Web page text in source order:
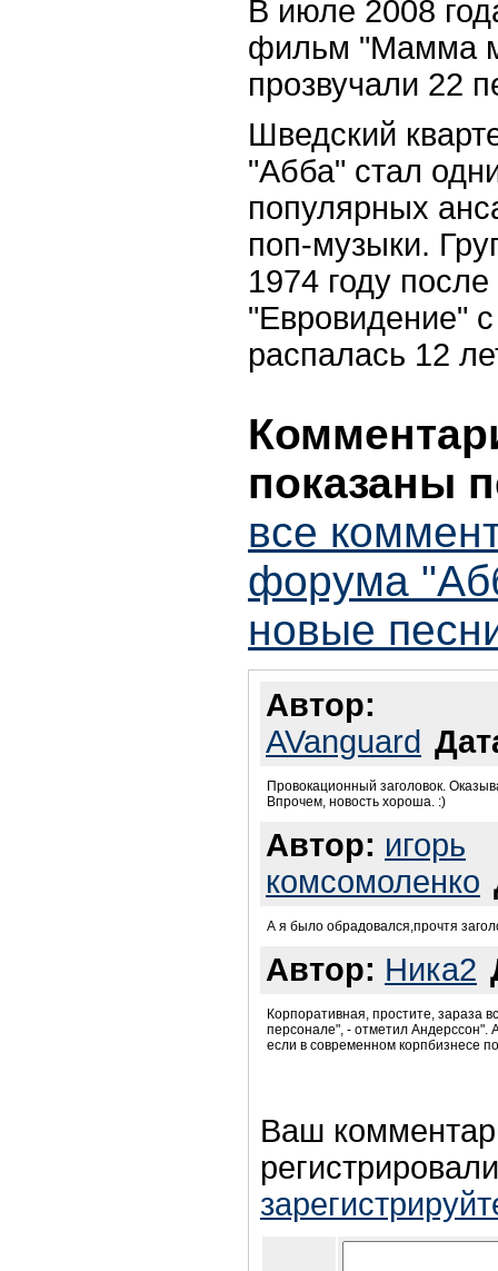
В июле 2008
фильм "Мамма
прозвучали 22
Шведский
"Абба" стал
популярных
поп-музыки.
1974 году
"Евровидение"
распалась 12
показаны
все
форума
новые
Автор:
AVanguard
Провокационный заголовок.
Впрочем, новость хороша. :)
Автор: игорь
комсомоленко
А я было обрадовался,прочтя
Автор: Ника2
Корпоративная, простите, зараза
персонале", - отметил Андерссон".
если в современном корпбизнесе
Ваш